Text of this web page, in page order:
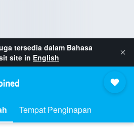
tersedia dalam Bahasa
site in English
Tempat Penginapan